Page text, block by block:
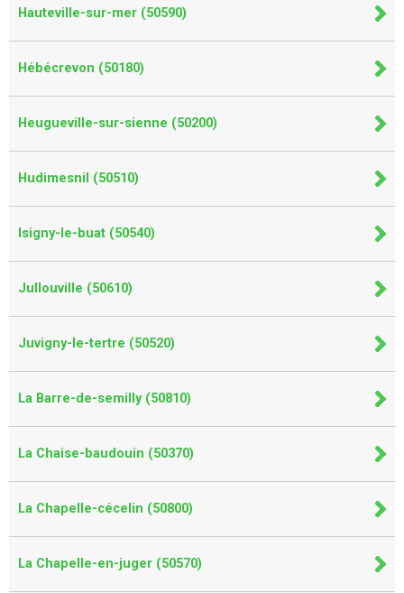
Hauteville-sur-mer (50590)
Hébécrevon (50180)
Heugueville-sur-sienne (50200)
Hudimesnil (50510)
Isigny-le-buat (50540)
Jullouville (50610)
Juvigny-le-tertre (50520)
La Barre-de-semilly (50810)
La Chaise-baudouin (50370)
La Chapelle-cécelin (50800)
La Chapelle-en-juger (50570)